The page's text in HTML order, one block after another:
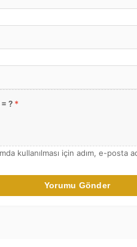
? *
kullanılması için adım, e-posta
Yorumu Gönder